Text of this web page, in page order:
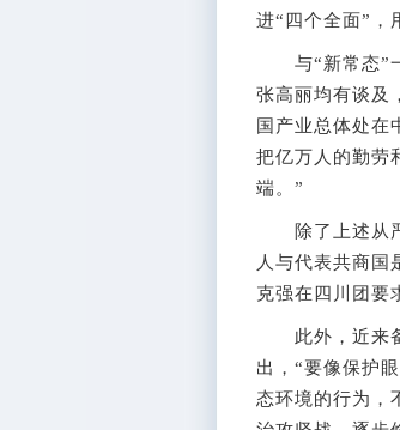
进“四个全面”，
与“新常态”一
张高丽均有谈及
国产业总体处在
把亿万人的勤劳
端。”
除了上述从严
人与代表共商国
克强在四川团要
此外，近来备
出，“要像保护
态环境的行为，